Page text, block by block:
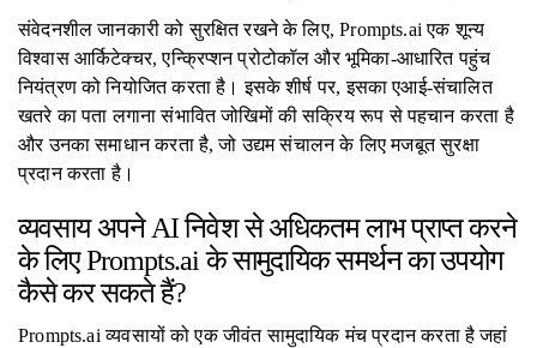
संवेदनशील जानकारी को सुरक्षित रखने के लिए, Prompts.ai एक शून्य
विश्वास आर्किटेक्चर, एन्क्रिप्शन प्रोटोकॉल और भूमिका-आधारित पहुंच
नियंत्रण को नियोजित करता है। इसके शीर्ष पर, इसका एआई-संचालित
खतरे का पता लगाना संभावित जोखिमों की सक्रिय रूप से पहचान करता है
और उनका समाधान करता है, जो उद्यम संचालन के लिए मजबूत सुरक्षा
प्रदान करता है।
व्यवसाय अपने AI निवेश से अधिकतम लाभ प्राप्त करने
के लिए Prompts.ai के सामुदायिक समर्थन का उपयोग
कैसे कर सकते हैं?
Prompts.ai व्यवसायों को एक जीवंत सामुदायिक मंच प्रदान करता है जहां